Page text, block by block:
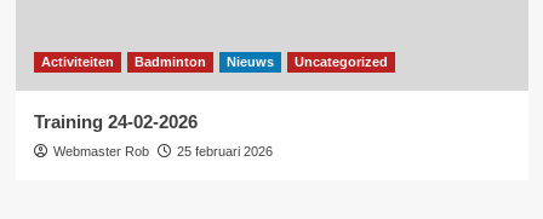
Activiteiten Badminton Nieuws Uncategorized
Training 24-02-2026
Webmaster Rob 25 februari 2026